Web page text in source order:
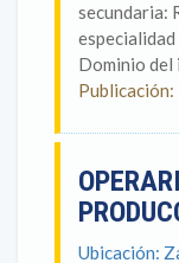
secundaria:
Dominio del
Ubicación: